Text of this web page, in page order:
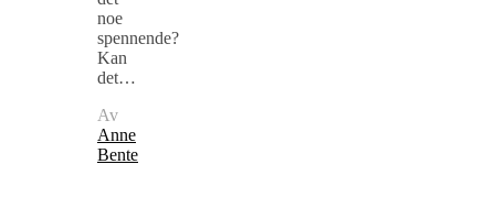
noe
spennende?
Kan
det…
Av
Anne
Bente